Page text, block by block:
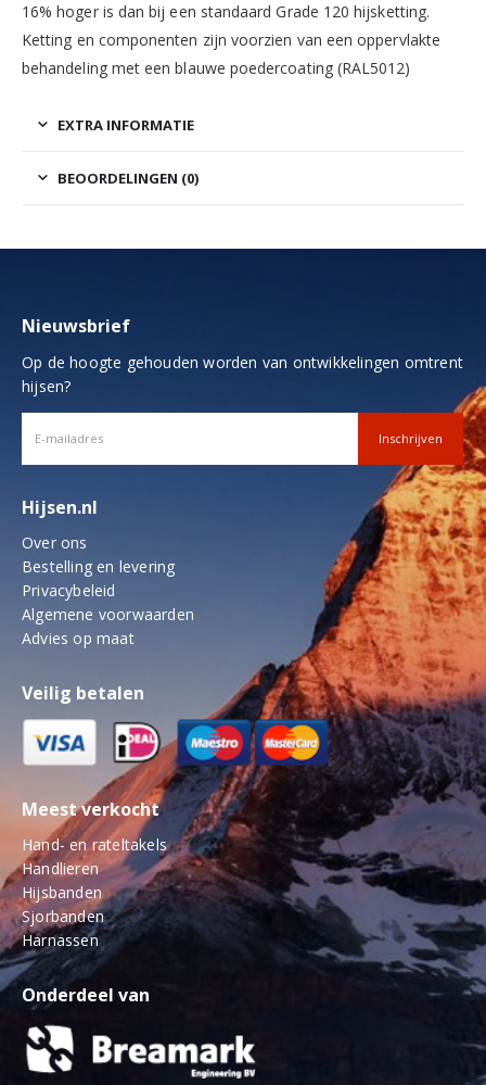
16% hoger is dan bij een standaard Grade 120 hijsketting.
Ketting en componenten zijn voorzien van een oppervlakte
behandeling met een blauwe poedercoating (RAL5012)
EXTRA INFORMATIE
BEOORDELINGEN (0)
Nieuwsbrief
Op de hoogte gehouden worden van ontwikkelingen omtrent
hijsen?
Hijsen.nl
Over ons
Bestelling en levering
Privacybeleid
Algemene voorwaarden
Advies op maat
Veilig betalen
Meest verkocht
Hand- en rateltakels
Handlieren
Hijsbanden
Sjorbanden
Harnassen
Onderdeel van